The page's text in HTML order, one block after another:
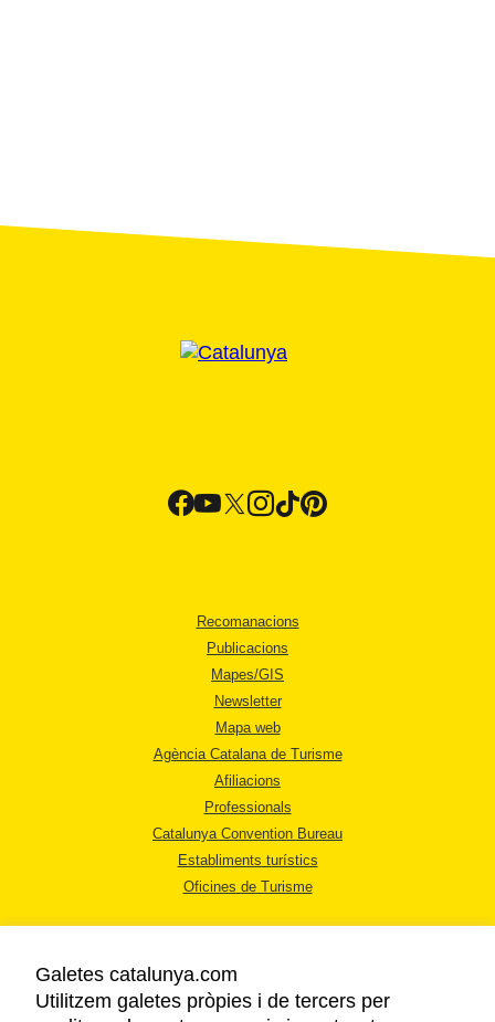
Recomanacions
Publicacions
Mapes/GIS
Newsletter
Mapa web
Agència Catalana de Turisme
Afiliacions
Professionals
Catalunya Convention Bureau
Establiments turístics
Oficines de Turisme
Galetes catalunya.com
Utilitzem galetes pròpies i de tercers per